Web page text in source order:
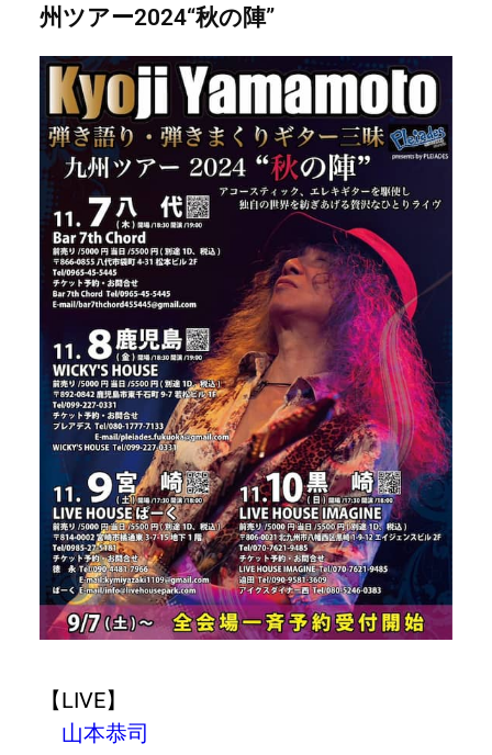
州ツアー2024“秋の陣”
【LIVE】
山本恭司